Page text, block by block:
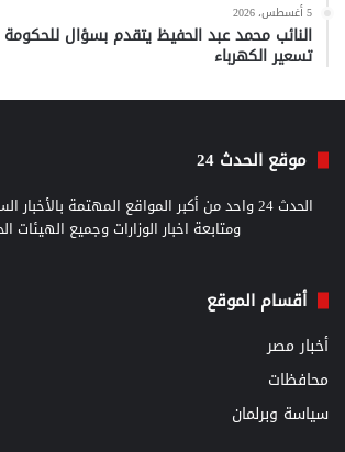
5 أغسطس، 2026
النائب محمد عبد الحفيظ يتقدم بسؤال
تسعير الكهرباء
موقع الحدث 24
الحدث 24 واحد من أكبر المواقع المهتمة
ومتابعة اخبار الوزارات وجميع الهيئات
أقسام الموقع
أخبار مصر
محافظات
سياسة وبرلمان